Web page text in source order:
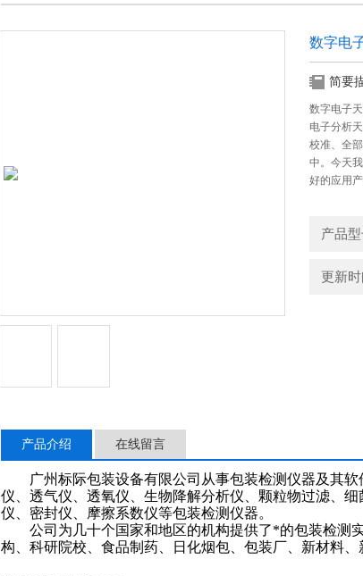
数字电
简要
数字电子
电子分析
校准、全
中。今天
好的应用产
产品型
更新
产品介绍 在线留言
广州标际包装设备有限公司从事包装检测仪器及其
仪、透气仪、透氧仪、 生物降解分析仪、 颗粒物过滤、
仪、密封仪、
摩擦系数仪等包装检测仪器。
公司为几十个国家和地区的机构提供了*的包装检测
构、科研院校、食品制药、日化烟包、包装厂、新材料、